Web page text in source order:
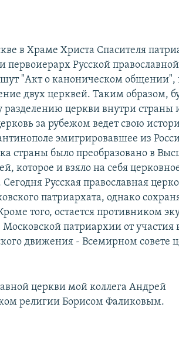
в Храме Христа Спасителя
Русской
"Акт о каноническом общении",
двух церквей. Таким образом,
церкви внутри страны
за рубежом ведет свою
эмигрировавшее из
страны было преобразовано в
которое и взяло на себя
Русская православная
патриархата, однако
того, остается противником
патриархии от участия
движения - Всемирном совете
церкви мой коллега Андрей
религии Борисом Фаликовым.